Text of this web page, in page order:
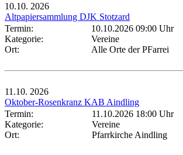
10.10. 2026
Altpapiersammlung DJK Stotzard
Termin:
10.10.2026 09:00 Uhr
Kategorie:
Vereine
Ort:
Alle Orte der PFarrei
11.10. 2026
Oktober-Rosenkranz KAB Aindling
Termin:
11.10.2026 18:00 Uhr
Kategorie:
Vereine
Ort:
Pfarrkirche Aindling